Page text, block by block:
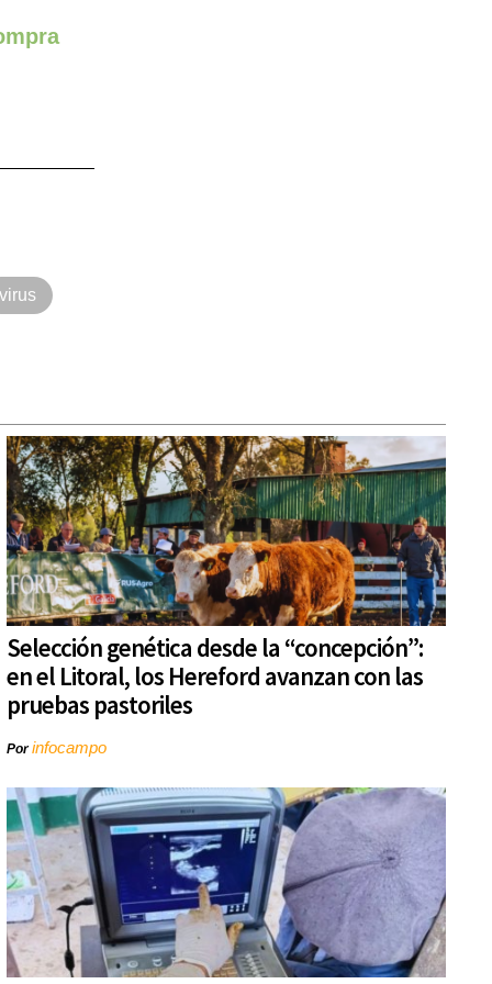
virus
Selección genética desde la “concepción”:
en el Litoral, los Hereford avanzan con las
pruebas pastoriles
Porinfocampo